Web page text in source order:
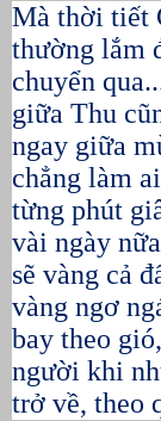
Mà thời tiết
thường lắm
chuyển
giữa Thu
ngay giữa
chẳng làm
từng phút
vài ngày
sẽ vàng cả
vàng ngơ
bay theo
người khi
trở về, theo